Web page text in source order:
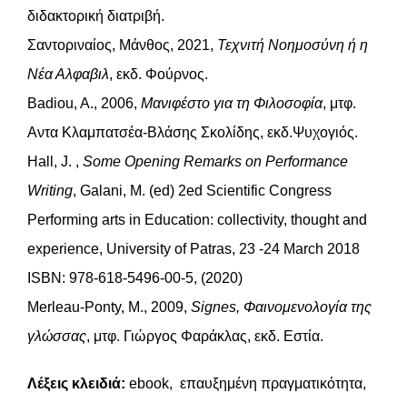
διδακτορική διατριβή.
Σαντοριναίος, Μάνθος, 2021, Τεχνιτή Νοημοσύνη ή η
Νέα Αλφαβιλ, εκδ. Φούρνος.
Badiou, A., 2006, Μανιφέστο για τη Φιλοσοφία, μτφ.
Αντα Κλαμπατσέα-Βλάσης Σκολίδης, εκδ.Ψυχογιός.
Hall, J. , Some Opening Remarks on Performance
Writing, Galani, M. (ed) 2ed Scientific Congress
Performing arts in Education: collectivity, thought and
experience, University of Patras, 23 -24 March 2018
ISBN: 978-618-5496-00-5, (2020)
Merleau-Ponty, M., 2009, Signes, Φαινομενολογία της
γλώσσας, μτφ. Γιώργος Φαράκλας, εκδ. Εστία.
Λέξεις κλειδιά: ebook, επαυξημένη πραγματικότητα,